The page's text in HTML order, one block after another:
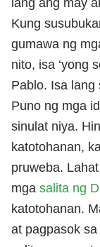
Kung
gumawa ng
nito, isa ‘yong
Pablo. Isa lang
Puno ng mga
sinulat niya.
katotohanan,
pruweba.
mga salita ng
katotohanan.
at pagpasok sa